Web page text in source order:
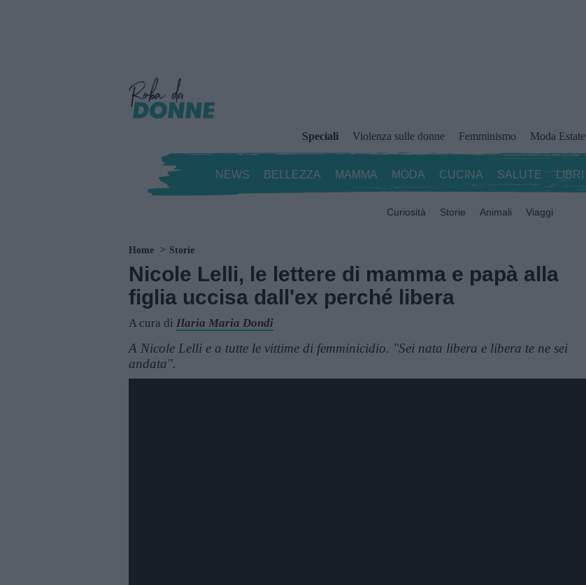
Speciali Violenza sulle donne Femminismo Moda Estate
NEWS BELLEZZA MAMMA MODA CUCINA SALUTE LIBRI
Curiosità Storie Animali Viaggi
Home Storie
Nicole Lelli, le lettere di mamma e papà alla
figlia uccisa dall'ex perché libera
A cura di Ilaria Maria Dondi
A Nicole Lelli e a tutte le vittime di femminicidio. "Sei nata libera e libera te ne sei
andata".